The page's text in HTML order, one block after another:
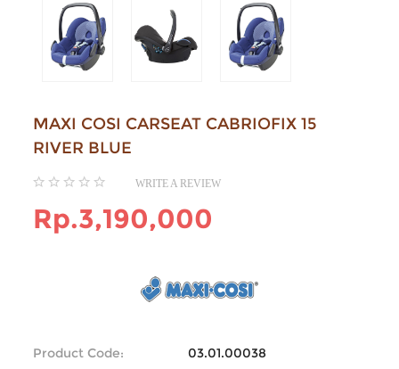
MAXI COSI CARSEAT CABRIOFIX 15
RIVER BLUE
WRITE A REVIEW
Rp.3,190,000
Product Code:
03.01.00038